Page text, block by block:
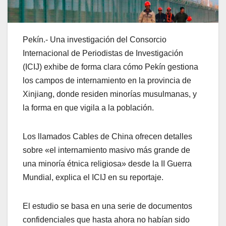
Pekín.- Una investigación del Consorcio
Internacional de Periodistas de Investigación
(ICIJ) exhibe de forma clara cómo Pekín gestiona
los campos de internamiento en la provincia de
Xinjiang, donde residen minorías musulmanas, y
la forma en que vigila a la población.
Los llamados Cables de China ofrecen detalles
sobre «el internamiento masivo más grande de
una minoría étnica religiosa» desde la II Guerra
Mundial, explica el ICIJ en su reportaje.
El estudio se basa en una serie de documentos
confidenciales que hasta ahora no habían sido